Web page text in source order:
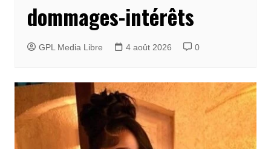
dommages-intérêts
GPL Media Libre 4 août 2026 0